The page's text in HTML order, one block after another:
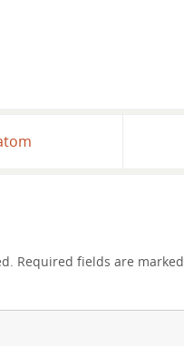
Required fields are marked